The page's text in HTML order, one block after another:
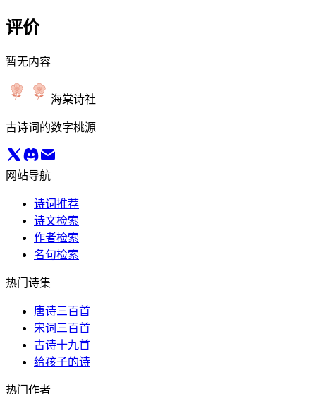
评价
暂无内容
海棠诗社
古诗词的数字桃源
网站导航
诗词推荐
诗文检索
作者检索
名句检索
热门诗集
唐诗三百首
宋词三百首
古诗十九首
给孩子的诗
热门作者